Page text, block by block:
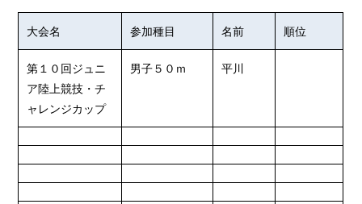
大会名 参加種目 名前 順位
第１０回ジュニ
ア陸上競技・チ
ャレンジカップ
男子５０ｍ 平川